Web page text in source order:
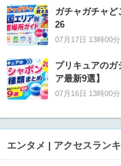
ガチャガチャど
26
07月17日 13時00分
プリキュアのガ
ア最新9選】
07月16日 13時00分
エンタメ | アクセスラン